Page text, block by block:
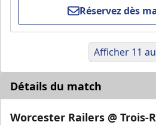
Réservez dès
Afficher 11
Détails du match
Worcester Railers @ Trois-